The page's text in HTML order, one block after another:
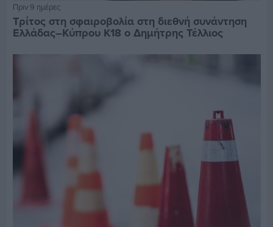
Πριν 9 ημέρες
Τρίτος στη σφαιροβολία στη διεθνή συνάντηση
Ελλάδας–Κύπρου Κ18 ο Δημήτρης Τέλλιος